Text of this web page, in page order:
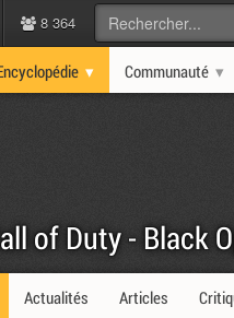
8 364
Communauté
of Duty - Black
Actualités Articles